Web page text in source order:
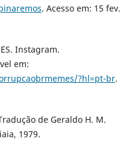
. Acesso em: 15 fev.
Instagram.
em:
?hl=pt-br.
de Geraldo H. M.
1979.